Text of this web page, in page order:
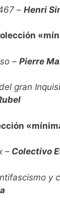
– Henri
– Pierre
gran
– Colectivo
y